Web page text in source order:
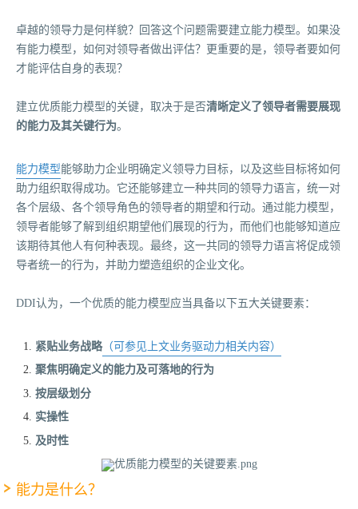
卓越的领导力是何样貌？回答这个问题需要建立能力模型。如果没
有能力模型，如何对领导者做出评估？更重要的是，领导者要如何
才能评估自身的表现？
建立优质能力模型的关键，取决于是否清晰定义了领导者需要展现
的能力及其关键行为。
能力模型能够助力企业明确定义领导力目标，以及这些目标将如何
助力组织取得成功。它还能够建立一种共同的领导力语言，统一对
各个层级、各个领导角色的领导者的期望和行动。通过能力模型，
领导者能够了解到组织期望他们展现的行为，而他们也能够知道应
该期待其他人有何种表现。最终，这一共同的领导力语言将促成领
导者统一的行为，并助力塑造组织的企业文化。
DDI认为，一个优质的能力模型应当具备以下五大关键要素：
紧贴业务战略（可参见上文业务驱动力相关内容）
聚焦明确定义的能力及可落地的行为
按层级划分
实操性
及时性
能力是什么？